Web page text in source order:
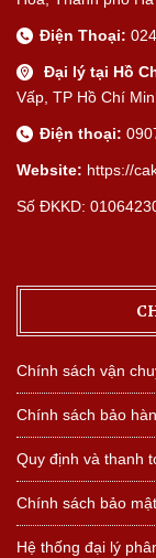
Điện Thoại:
Đại lý tại Hồ
Vấp, TP Hồ Chí
Điện thoại:
Website: https://
Số ĐKKD:
Chính sách vận
Chính sách bảo
Quy định và thanh
Chính sách bảo
Hệ thống đại lý